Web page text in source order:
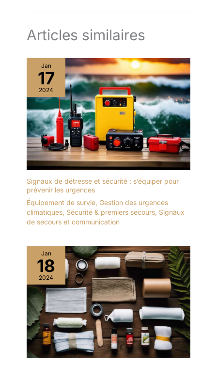
Articles similaires
Jan
17
2024
Signaux de détresse et sécurité : s’équiper pour
prévenir les urgences
Équipement de survie, Gestion des urgences
climatiques, Sécurité & premiers secours, Signaux
de secours et communication
Jan
18
2024